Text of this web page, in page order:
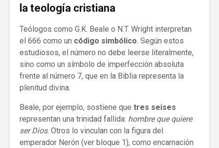
la teología cristiana
Teólogos como G.K. Beale o N.T. Wright interpretan
el 666 como un código simbólico . Según estos
estudiosos, el número no debe leerse literalmente,
sino como un símbolo de imperfección absoluta
frente al número 7, que en la Biblia representa la
plenitud divina.
Beale, por ejemplo, sostiene que tres seises
representan una trinidad fallida: hombre que quiere
ser Dios. Otros lo vinculan con la figura del
emperador Nerón (ver bloque 1), como encarnación